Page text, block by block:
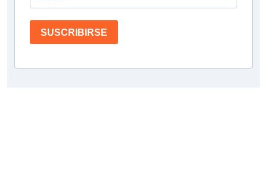
SUSCRIBIRSE